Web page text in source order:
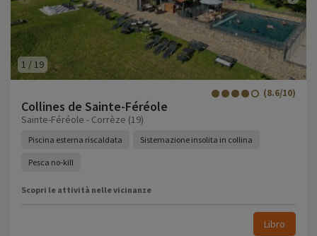
1 / 19
Collines de Sainte-Féréole
(8.6/10)
Sainte-Féréole - Corrèze (19)
Piscina esterna riscaldata Sistemazione insolita in collina
Pesca no-kill
Scopri le attività nelle vicinanze
Libro